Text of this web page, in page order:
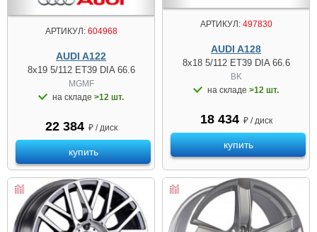
АРТИКУЛ:604968
AUDI A122
8x19 5/112 ET39 DIA 66.6
MGMF
на складе >12 шт.
22 384 ₽ / диск
купить
АРТИКУЛ:497830
AUDI A128
8x18 5/112 ET39 DIA 66.6
BK
на складе >12 шт.
18 434 ₽ / диск
купить